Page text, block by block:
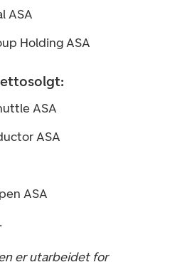
ASA
Holding ASA
ASA
ASA
ASA
er utarbeidet for